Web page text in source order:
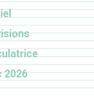
2026